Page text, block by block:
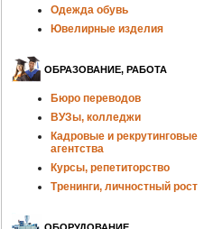
Одежда обувь
Ювелирные изделия
ОБРАЗОВАНИЕ, РАБОТА
Бюро переводов
ВУЗы, колледжи
Кадровые и рекрутинговые
агентства
Курсы, репетиторство
Тренинги, личностный рост